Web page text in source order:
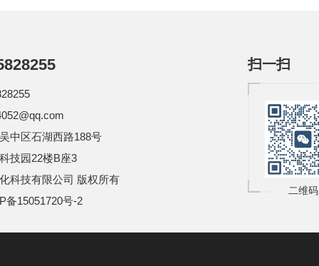
中区石湖西路188号
技园22楼B座3
科技有限公司 版权所有
备15051720号-2
扫一扫
二维码